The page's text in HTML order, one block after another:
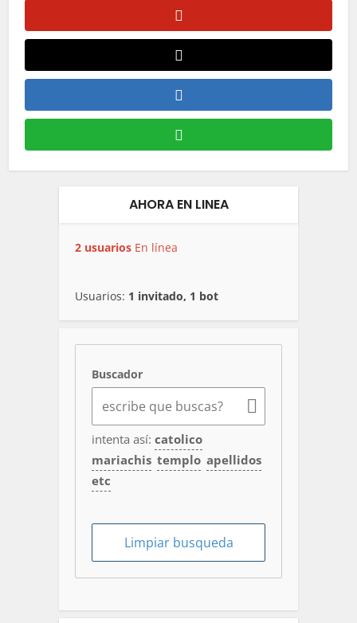
AHORA EN LINEA
2 usuarios En línea
Usuarios: 1 invitado, 1 bot
Buscador
intenta así: catolico
mariachis templo apellidos
etc